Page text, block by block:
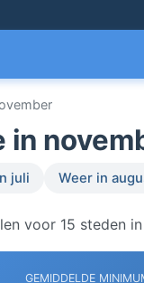
in
juli Weer in
voor 15 steden in
GEMIDDELDE